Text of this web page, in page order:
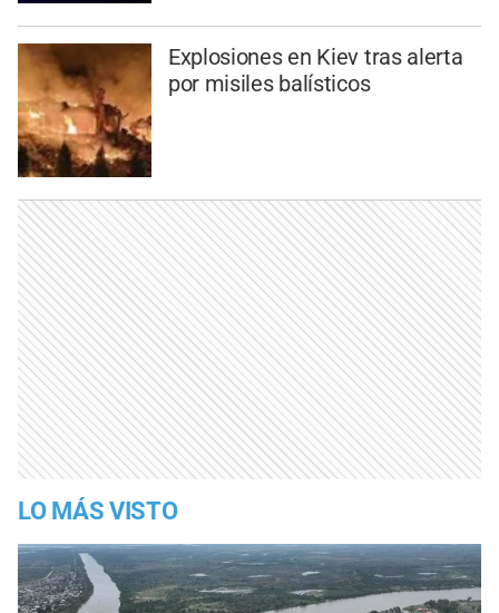
Explosiones en Kiev tras alerta
por misiles balísticos
LO MÁS VISTO